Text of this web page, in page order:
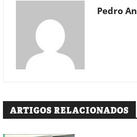
Pedro
ARTIGOS RELACIONADOS